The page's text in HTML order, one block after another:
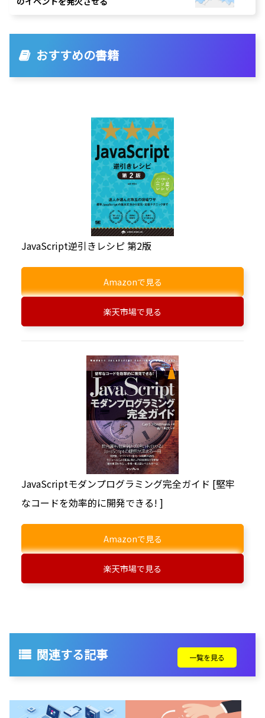
おすすめの書籍
JavaScript逆引きレシピ 第2版
Amazonで見る
楽天市場で見る
JavaScriptモダンプログラミング完全ガイド [堅牢
なコードを効率的に開発できる! ]
Amazonで見る
楽天市場で見る
関連する記事 一覧を見る